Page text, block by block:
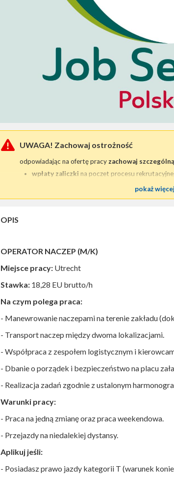
UWAGA! Zachowaj ostrożność
odpowiadając na ofertę pracyzachowaj
wpłaty zaliczki na poczet procesu
adres e-mail (najlepiej w domenie firmowej, a nie
pokaż więcej
OPIS
OPERATOR NACZEP (M/K)
Miejsce pracy: Utrecht
Stawka: 18,28 EU brutto/h
Na czym polega praca:
- Manewrowanie naczepami na terenie zakładu
- Transport naczep między dwoma lokalizacjami.
- Współpraca z zespołem logistycznym i
- Dbanie o porządek i bezpieczeństwo na placu
- Realizacja zadań zgodnie z ustalonym
Warunki pracy:
- Praca na jedną zmianę oraz praca weekendowa.
- Przejazdy na niedalekiej dystansy.
Aplikuj jeśli:
- Posiadasz prawo jazdy kategorii T (warunek